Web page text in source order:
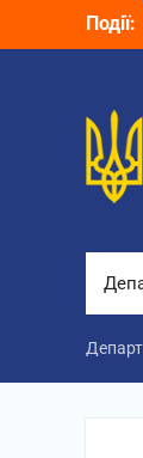
Події: